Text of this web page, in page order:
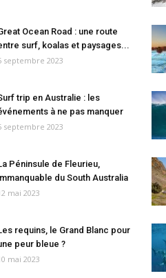
Ocean Road : une route
surf, koalas et paysages...
septembre 2023
trip en Australie : les
à ne pas manquer
septembre 2023
Péninsule de Fleurieu,
du South Australia
mai 2023
requins, le Grand Blanc pour
peur bleue ?
mai 2023